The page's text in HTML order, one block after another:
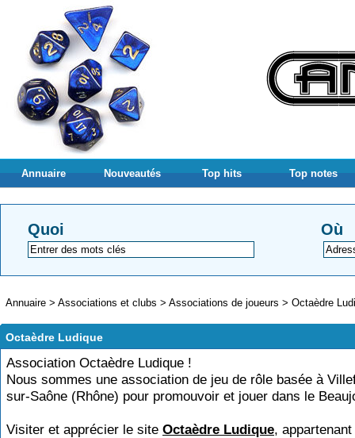
Annuaire Nouveautés Top hits Top notes
Quoi Où
Annuaire > Associations et clubs > Associations de joueurs > Octaèdre
Octaèdre Ludique
Association Octaèdre Ludique !
Nous sommes une association de jeu de rôle basée à
sur-Saône (Rhône) pour promouvoir et jouer dans le
Visiter et apprécier le site Octaèdre Ludique,